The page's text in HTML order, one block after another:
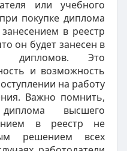
или учебного
покупке диплома
в реестр
он будет занесен в
дипломов. Это
и возможность
на работу
Важно помнить,
высшего
в реестр не
решением всех